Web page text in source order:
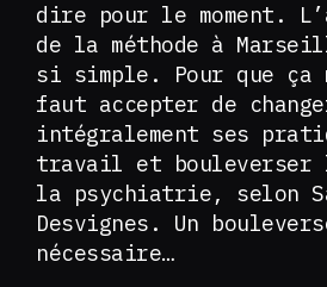
dire pour le moment.
de la méthode à
si simple. Pour que ça
faut accepter de
intégralement ses
travail et bouleverser
la psychiatrie, selon
Desvignes. Un
nécessaire…